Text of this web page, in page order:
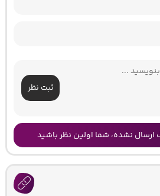
ثبت نظر
نشده، شما اولین نظر باشید